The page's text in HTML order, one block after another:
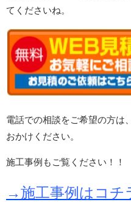
てくださいね。
電話での相談をご希望の方は、
おかけください。
施工事例もご覧ください！！
→施工事例はコチ